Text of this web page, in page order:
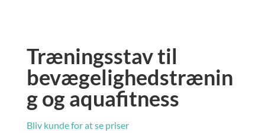
Træningsstav til
bevægelighedstrænin
g og aquafitness
Bliv kunde for at se priser